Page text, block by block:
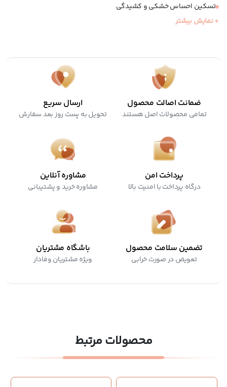
تسکین احساس خشکی و کشیدگی
پاک کننده ملایم آرایش و آلودگی
+ نمایش بیشتر
ضمانت اصالت محصول
تمامی محصولات اصل هستند
ارسال سریع
تحویل به پست روز بعد سفارش
پرداخت امن
درگاه پرداخت با امنیت بالا
مشاوره آنلاین
مشاوره خرید و پشتیبانی
تضمین سلامت محصول
تعویض در صورت خرابی
باشگاه مشتریان
ویژه مشتریان وفادار
محصولات مرتبط